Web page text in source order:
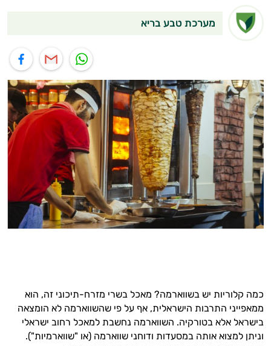
מערכת טבע בריא
כמה קלוריות יש בשווארמה? מאכל בשרי מזרח-תיכוני זה, הוא
ממאפייני התרבות הישראלית, אף על פי שהשווארמה לא הומצאה
בישראל אלא בטורקיה. השווארמה נחשבת למאכל רחוב ישראלי
וניתן למצוא אותה במסעדות ודוחני שווארמה (או "שווארמיות").